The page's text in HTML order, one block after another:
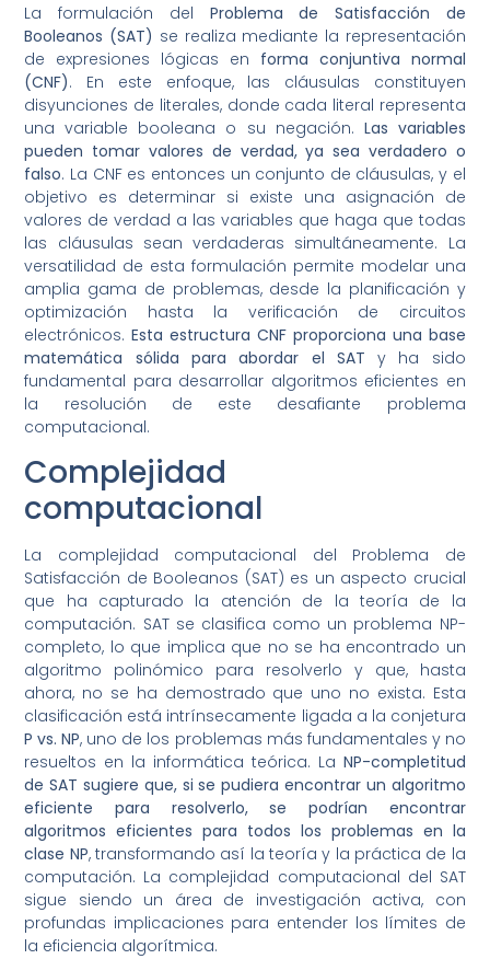
La formulación del Problema de Satisfacción de
Booleanos (SAT) se realiza mediante la representación
de expresiones lógicas en forma conjuntiva normal
(CNF). En este enfoque, las cláusulas constituyen
disyunciones de literales, donde cada literal representa
una variable booleana o su negación. Las variables
pueden tomar valores de verdad, ya sea verdadero o
falso. La CNF es entonces un conjunto de cláusulas, y el
objetivo es determinar si existe una asignación de
valores de verdad a las variables que haga que todas
las cláusulas sean verdaderas simultáneamente. La
versatilidad de esta formulación permite modelar una
amplia gama de problemas, desde la planificación y
optimización hasta la verificación de circuitos
electrónicos.Esta estructura CNF proporciona una base
matemática sólida para abordar el SAT y ha sido
fundamental para desarrollar algoritmos eficientes en
la resolución de este desafiante problema
computacional.
Complejidad
computacional
La complejidad computacional del Problema de
Satisfacción de Booleanos (SAT) es un aspecto crucial
que ha capturado la atención de la teoría de la
computación. SAT se clasifica como un problema NP-
completo, lo que implica que no se ha encontrado un
algoritmo polinómico para resolverlo y que, hasta
ahora, no se ha demostrado que uno no exista. Esta
clasificación está intrínsecamente ligada a la conjetura
P vs. NP, uno de los problemas más fundamentales y no
resueltos en la informática teórica. La NP-completitud
de SAT sugiere que, si se pudiera encontrar un algoritmo
eficiente para resolverlo, se podrían encontrar
algoritmos eficientes para todos los problemas en la
clase NP, transformando así la teoría y la práctica de la
computación. La complejidad computacional del SAT
sigue siendo un área de investigación activa, con
profundas implicaciones para entender los límites de
la eficiencia algorítmica.